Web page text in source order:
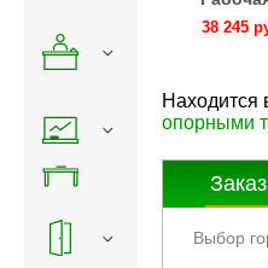
38 245
Находится
опорными
Выбор